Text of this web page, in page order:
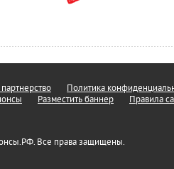
Политика
Разместить баннер Правила
Все права защищены.